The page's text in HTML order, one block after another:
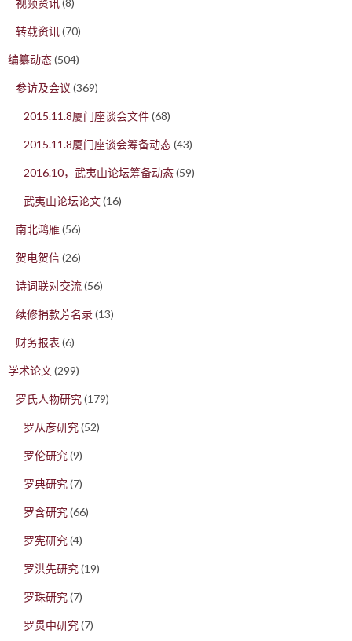
视频资讯(8)
转载资讯(70)
编纂动态(504)
参访及会议 (369)
2015.11.8厦门座谈会文件(68)
2015.11.8厦门座谈会筹备动态(43)
2016.10，武夷山论坛筹备动态(59)
武夷山论坛论文(16)
南北鸿雁(56)
贺电贺信(26)
诗词联对交流(56)
续修捐款芳名录(13)
财务报表 (6)
学术论文(299)
罗氏人物研究(179)
罗从彦研究(52)
罗伦研究(9)
罗典研究(7)
罗含研究(66)
罗宪研究(4)
罗洪先研究(19)
罗珠研究(7)
罗贯中研究(7)